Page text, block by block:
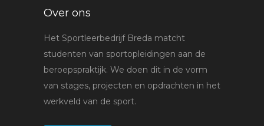
Over ons
Het Sportleerbedrijf Breda matcht
studenten van sportopleidingen aan de
beroepspraktijk. We doen dit in de vorm
van stages, projecten en opdrachten in het
werkveld van de sport.